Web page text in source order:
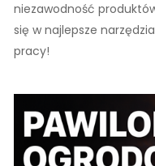
niezawodność
się w najlepsze
pracy!